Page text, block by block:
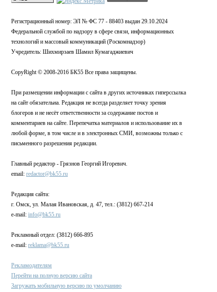
Регистрационный номер: ЭЛ № ФС 77 - 88403 выдан 29.10.2024
Федеральной службой по надзору в сфере связи, информационных
технологий и массовый коммуникаций (Роскомнадзор)
Учредитель: Шихмирзаев Шамил Кумагаджиевич
CopyRight © 2008-2016 БК55 Все права защищены.
При размещении информации с сайта в других источниках гиперссылка
на сайт обязательна. Редакция не всегда разделяет точку зрения
блогеров и не несёт ответственности за содержание постов и
комментариев на сайте. Перепечатка материалов и использование их в
любой форме, в том числе и в электронных СМИ, возможны только с
письменного разрешения редакции.
Главный редактор - Грязнов Георгий Игоревич.
email: redactor@bk55.ru
Редакция сайта:
г. Омск, ул. Малая Ивановская, д. 47, тел.: (3812) 667-214
e-mail: info@bk55.ru
Рекламный отдел: (3812) 666-895
e-mail: reklama@bk55.ru
Рекламодателям
Перейти на полную версию сайта
Загружать мобильную версию по умолчанию